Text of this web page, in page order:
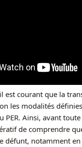
est courant que la
les modalités
PER. Ainsi, avant
de comprendre
défunt, notamment